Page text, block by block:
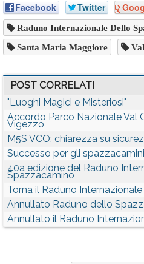
Facebook Twitter
Raduno Internazionale Dello
Santa Maria Maggiore
POST CORRELATI
"Luoghi Magici e Misteriosi"
Accordo Parco Nazionale Val
Vigezzo
M5S VCO: chiarezza su
Successo per gli
40a edizione del Raduno
Spazzacamino
Torna il Raduno
Annullato Raduno dello
Annullato il Raduno